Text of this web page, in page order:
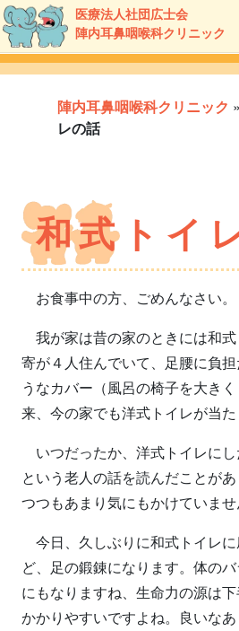
医療法人社団広士会
陣内耳鼻咽喉科クリニック
陣内耳鼻咽喉科クリニック »
レの話
和式トイ
お食事中の方、ごめんなさい。
我が家は昔の家のときには和
寄が４人住んでいて、足腰に負
うなカバー（風呂の椅子を大き
来、今の家でも洋式トイレが当た
いつだったか、洋式トイレに
という老人の話を読んだことが
つつもあまり気にもかけていませ
今日、久しぶりに和式トイレ
ど、足の鍛錬になります。体の
にもなりますね、生命力の源は
かかりやすいですよね。良いな